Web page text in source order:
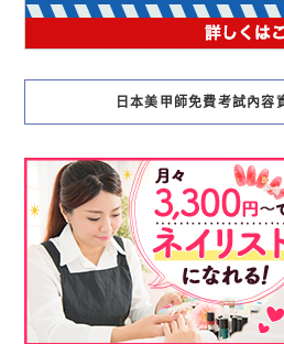
日本美甲師免費考試內容